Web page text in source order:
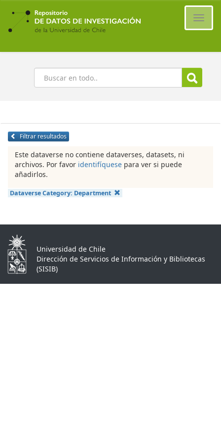
Ir
contenido
principal
Buscar
Filtrar resultados
Este dataverse no contiene dataverses, datasets, ni
archivos. Por favor identifíquese para ver si puede
añadirlos.
Dataverse Category: Department
Universidad de Chile
Dirección de Servicios de Información y Bibliotecas
(SISIB)